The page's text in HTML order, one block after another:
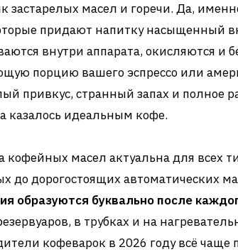
застарелых масел и горечи. Да,
придают напитку насыщенный
внутри аппарата, окисляются и
порцию вашего эспрессо или
привкус, странный запах и полное
казалось идеальным кофе.
кофейных масел актуальна для всех
до дорогостоящих автоматических
образуются буквально после
в трубках и на
кофеварок в 2026 году всё чаще